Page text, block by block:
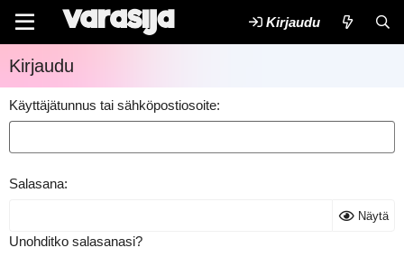
Kirjaudu
Kirjaudu
Käyttäjätunnus tai sähköpostiosoite
Salasana
Näytä
Unohditko salasanasi?